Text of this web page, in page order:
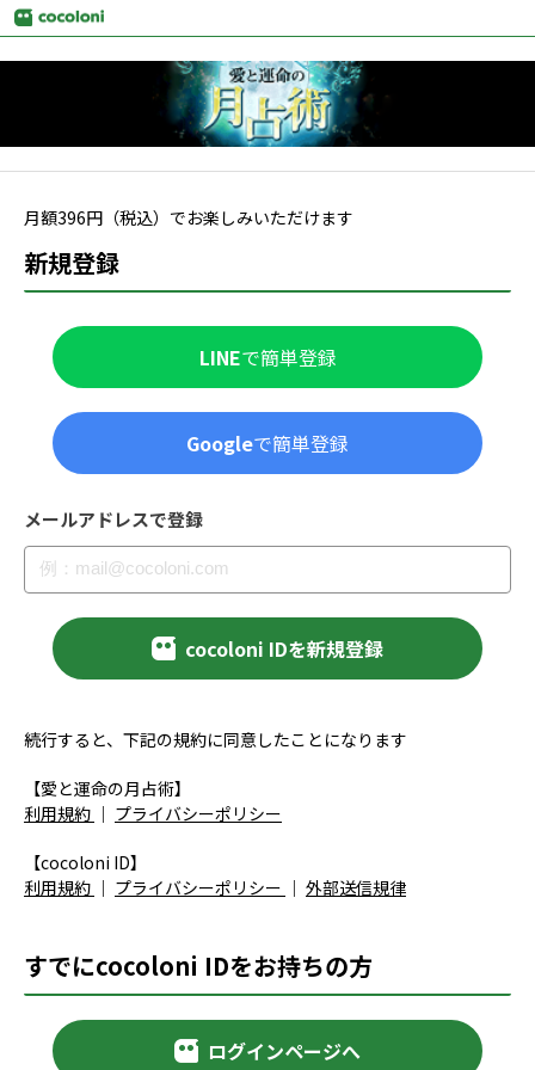
月額396円（税込）でお楽しみいただけます
新規登録
LINEで簡単登録
Googleで簡単登録
メールアドレスで登録
cocoloni IDを新規登録
続行すると、下記の規約に同意したことになります
【愛と運命の月占術】
利用規約 ｜ プライバシーポリシー
【cocoloni ID】
利用規約 ｜ プライバシーポリシー ｜ 外部送信規律
すでにcocoloni IDをお持ちの方
ログインページへ